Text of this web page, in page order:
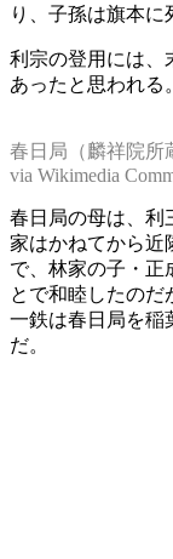
り、子孫は旗本に
利宗の登用には、
あったと思われる。
春日局（麟祥院所
via Wikimedia
春日局の母は、利
家はかねてから近
で、林家の子・正
とで和睦したのだ
一鉄は春日局を稲
だ。